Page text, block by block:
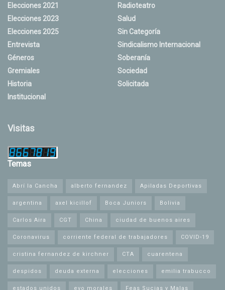
Elecciones 2021
Elecciones 2023
Elecciones 2025
Entrevista
Géneros
Gremiales
Historia
Institucional
Radioteatro
Salud
Sin Categoría
Sindicalismo Internacional
Soberanía
Sociedad
Solicitada
Visitas
Temas
Abrí la Cancha alberto fernandez Apiladas Deportivas
argentina axel kicillof Boca Juniors Bolivia
Carlos Aira CGT China ciudad de buenos aires
Coronavirus corriente federal de trabajadores COVID-19
cristina fernandez de kirchner CTA cuarentena
despidos deuda externa elecciones emilia trabucco
estados unidos evo morales Feas Sucias y Malas